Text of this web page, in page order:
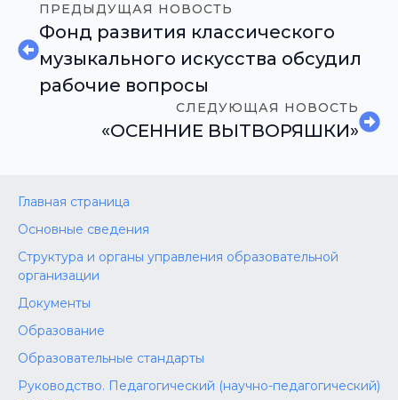
ПРЕДЫДУЩАЯ НОВОСТЬ
Фонд развития классического
музыкального искусства обсудил
рабочие вопросы
СЛЕДУЮЩАЯ НОВОСТЬ
«ОСЕННИЕ ВЫТВОРЯШКИ»
Главная страница
Основные сведения
Структура и органы управления образовательной
организации
Документы
Образование
Образовательные стандарты
Руководство. Педагогический (научно-педагогический)